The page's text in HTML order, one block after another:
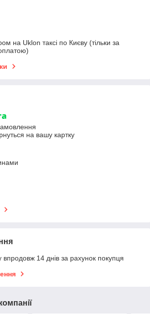
на Uklon таксі по Києву (тільки за
на вашу картку
14 днів за рахунок покупця